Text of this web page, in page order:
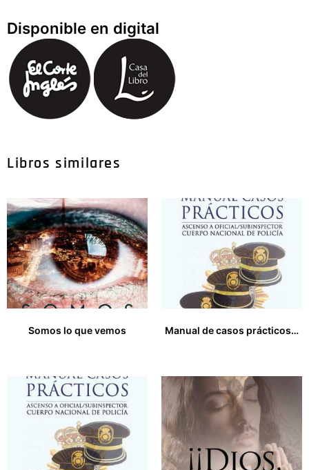
Disponible en digital
Libros similares
Somos lo que vemos
Manual de casos prácticos (2ªEdición)